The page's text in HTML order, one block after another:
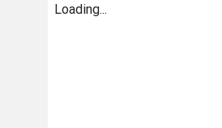
Loading...